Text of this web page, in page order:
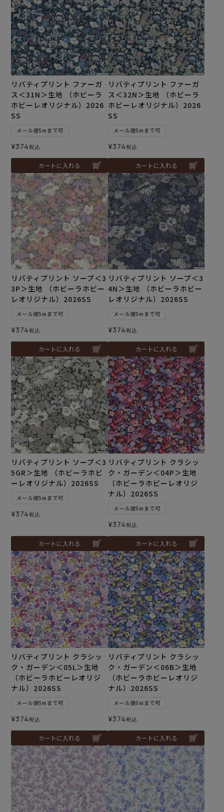
リバティプリント ファーガ
ス＜31N＞生地 （ホビーラ
ホビーレオリジナル）2026
SS
メール便5mまで可
¥374税込
カートに入れる
リバティプリント ファーガ
ス＜32N＞生地 （ホビーラ
ホビーレオリジナル）2026
SS
メール便5mまで可
¥374税込
カートに入れる
リバティプリント ソープ＜3
3P＞生地 （ホビーラホビー
レオリジナル）2026SS
メール便5mまで可
¥374税込
カートに入れる
リバティプリント ソープ＜3
4N＞生地 （ホビーラホビー
レオリジナル）2026SS
メール便5mまで可
¥374税込
カートに入れる
リバティプリント ソープ＜3
5GR＞生地 （ホビーラホビ
ーレオリジナル）2026SS
メール便5mまで可
¥374税込
カートに入れる
リバティプリント クラシッ
ク・ガーデン＜04P＞生地
（ホビーラホビーレオリジ
ナル）2026SS
メール便5mまで可
¥374税込
カートに入れる
リバティプリント クラシッ
ク・ガーデン＜05L＞生地
（ホビーラホビーレオリジ
ナル）2026SS
メール便5mまで可
¥374税込
カートに入れる
リバティプリント クラシッ
ク・ガーデン＜06B＞生地
（ホビーラホビーレオリジ
ナル）2026SS
メール便5mまで可
¥374税込
カートに入れる